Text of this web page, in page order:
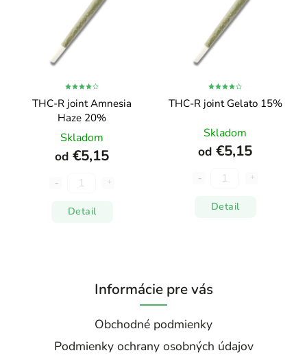
Najpredávanejšie
Abecedne
THC-R joint Amnesia
Haze 20%
Skladom
od €5,15
Detail
THC-R joint Gelato 15%
Skladom
od €5,15
Detail
Informácie pre vás
Obchodné podmienky
Podmienky ochrany osobných údajov